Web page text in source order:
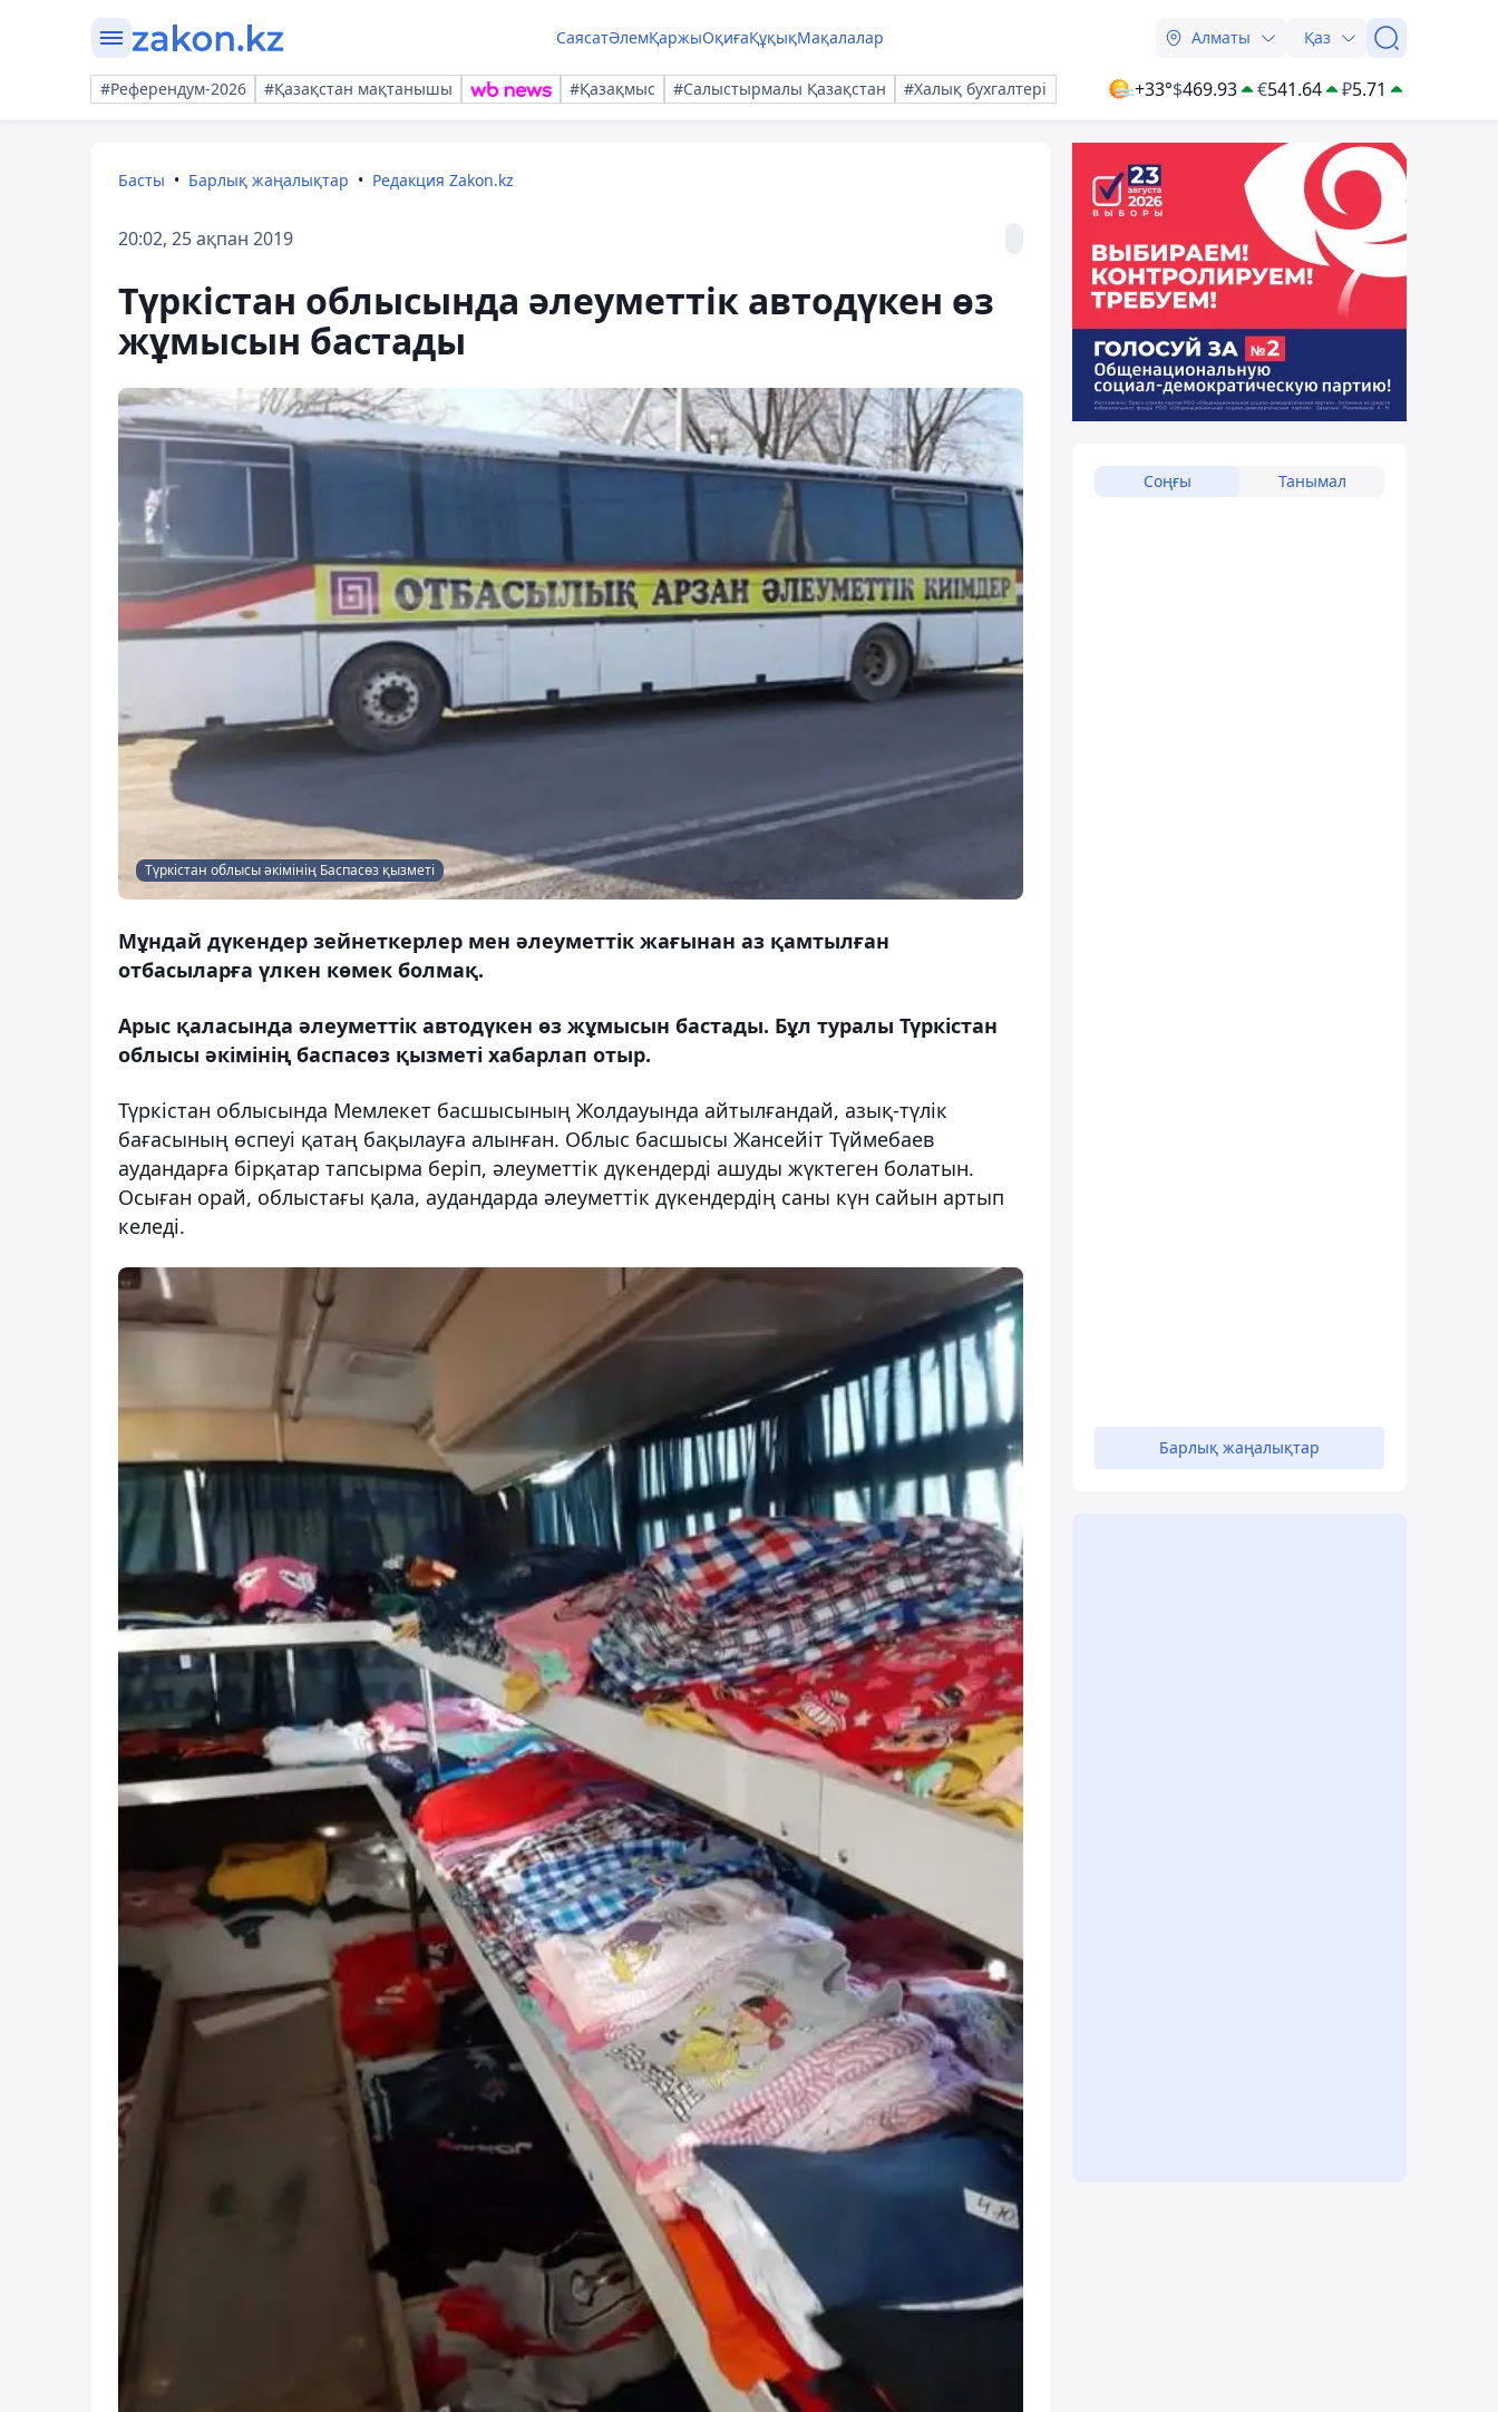
СаясатӘлемҚаржыОқиғаҚұқықМақалалар Алматы Қаз
#Референдум-2026 #Қазақстан мақтанышы #Қазақмыс #Салыстырмалы Қазақстан #Халық бухгалтері +33°$469.93 €541.64 ₽5.71
Басты Барлық жаңалықтар Редакция Zakon.kz
20:02, 25 ақпан 2019
Түркістан облысында әлеуметтік автодүкен өз
жұмысын бастады
Түркістан облысы әкімінің Баспасөз қызметі
Мұндай дүкендер зейнеткерлер мен әлеуметтік жағынан аз қамтылған
отбасыларға үлкен көмек болмақ.
Арыс қаласында әлеуметтік автодүкен өз жұмысын бастады. Бұл туралы Түркістан
облысы әкімінің баспасөз қызметі хабарлап отыр.
Түркістан облысында Мемлекет басшысының Жолдауында айтылғандай, азық-түлік
бағасының өспеуі қатаң бақылауға алынған. Облыс басшысы Жансейіт Түймебаев
аудандарға бірқатар тапсырма беріп, әлеуметтік дүкендерді ашуды жүктеген болатын.
Осыған орай, облыстағы қала, аудандарда әлеуметтік дүкендердің саны күн сайын артып
келеді.
Соңғы Танымал
Барлық жаңалықтар